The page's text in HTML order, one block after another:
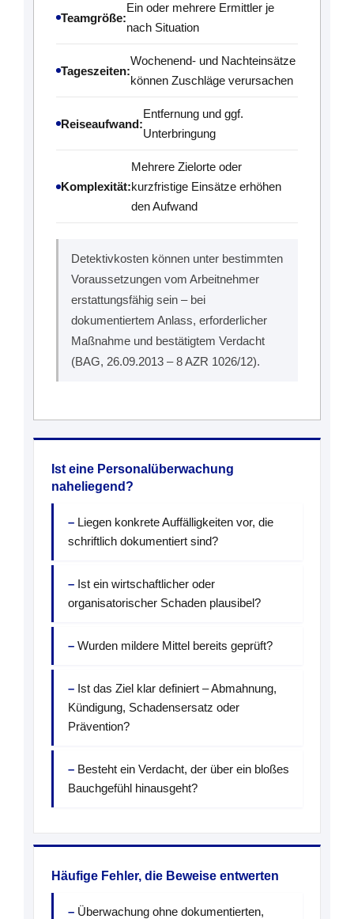
Teamgröße:
Ein oder mehrere Ermittler je
nach Situation
Tageszeiten:
Wochenend- und Nachteinsätze
können Zuschläge verursachen
Reiseaufwand:
Entfernung und ggf.
Unterbringung
Komplexität:
Mehrere Zielorte oder
kurzfristige Einsätze erhöhen
den Aufwand
Detektivkosten können unter bestimmten
Voraussetzungen vom Arbeitnehmer
erstattungsfähig sein – bei
dokumentiertem Anlass, erforderlicher
Maßnahme und bestätigtem Verdacht
(BAG, 26.09.2013 – 8 AZR 1026/12).
Ist eine Personalüberwachung
naheliegend?
Liegen konkrete Auffälligkeiten vor, die
schriftlich dokumentiert sind?
Ist ein wirtschaftlicher oder
organisatorischer Schaden plausibel?
Wurden mildere Mittel bereits geprüft?
Ist das Ziel klar definiert – Abmahnung,
Kündigung, Schadensersatz oder
Prävention?
Besteht ein Verdacht, der über ein bloßes
Bauchgefühl hinausgeht?
Häufige Fehler, die Beweise entwerten
Überwachung ohne dokumentierten,